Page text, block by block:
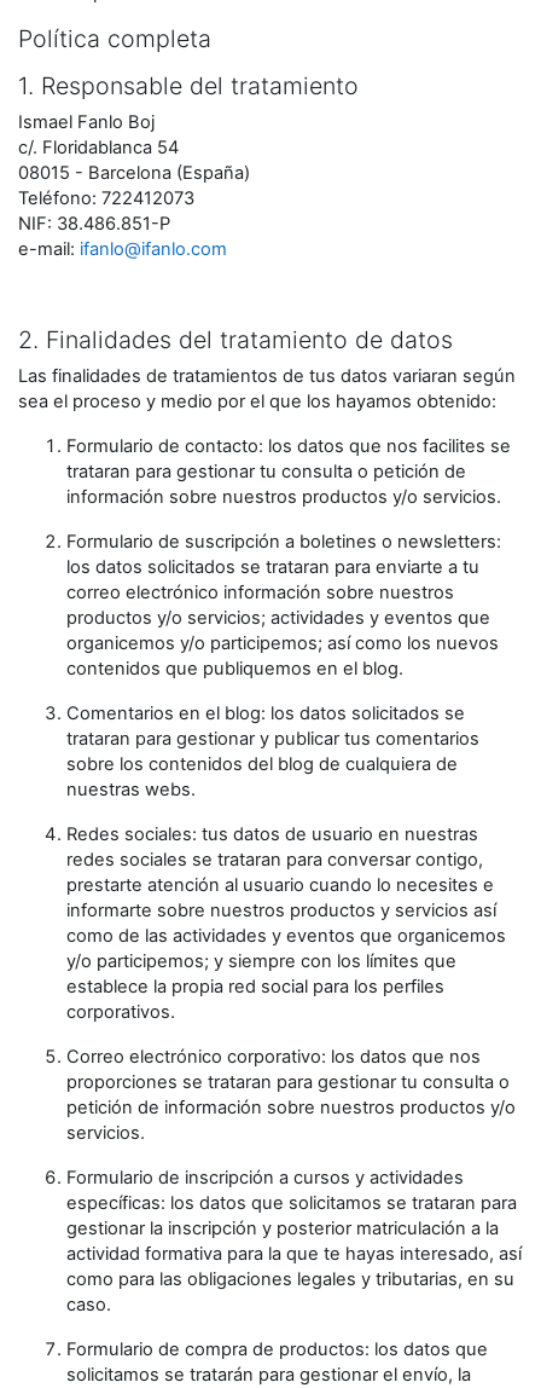
Política completa
1. Responsable del tratamiento
Ismael Fanlo Boj
c/. Floridablanca 54
08015 - Barcelona (España)
Teléfono: 722412073
NIF: 38.486.851-P
e-mail: ifanlo@ifanlo.com
2. Finalidades del tratamiento de datos
Las finalidades de tratamientos de tus datos variaran según
sea el proceso y medio por el que los hayamos obtenido:
Formulario de contacto: los datos que nos facilites se
trataran para gestionar tu consulta o petición de
información sobre nuestros productos y/o servicios.
Formulario de suscripción a boletines o newsletters:
los datos solicitados se trataran para enviarte a tu
correo electrónico información sobre nuestros
productos y/o servicios; actividades y eventos que
organicemos y/o participemos; así como los nuevos
contenidos que publiquemos en el blog.
Comentarios en el blog: los datos solicitados se
trataran para gestionar y publicar tus comentarios
sobre los contenidos del blog de cualquiera de
nuestras webs.
Redes sociales: tus datos de usuario en nuestras
redes sociales se trataran para conversar contigo,
prestarte atención al usuario cuando lo necesites e
informarte sobre nuestros productos y servicios así
como de las actividades y eventos que organicemos
y/o participemos; y siempre con los límites que
establece la propia red social para los perfiles
corporativos.
Correo electrónico corporativo: los datos que nos
proporciones se trataran para gestionar tu consulta o
petición de información sobre nuestros productos y/o
servicios.
Formulario de inscripción a cursos y actividades
específicas: los datos que solicitamos se trataran para
gestionar la inscripción y posterior matriculación a la
actividad formativa para la que te hayas interesado, así
como para las obligaciones legales y tributarias, en su
caso.
Formulario de compra de productos: los datos que
solicitamos se tratarán para gestionar el envío, la